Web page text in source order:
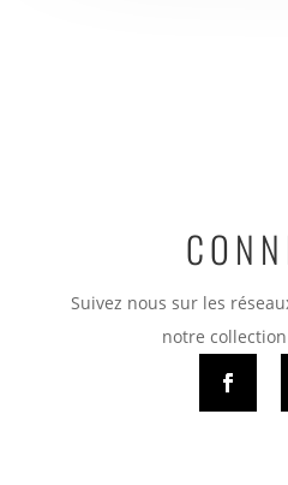
Suivez nous sur les
notre